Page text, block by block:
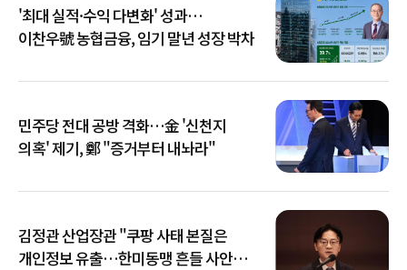
'최대 실적·수익 다변화' 성과…
이찬우號 농협금융, 임기 말년 성장 박차
민주당 전대 공방 격화…金 '신천지
의혹' 제기, 鄭 "증거부터 내놔라"
김정관 산업장관 "쿠팡 사태 본질은
개인정보 유출…한미동맹 흔들 사안